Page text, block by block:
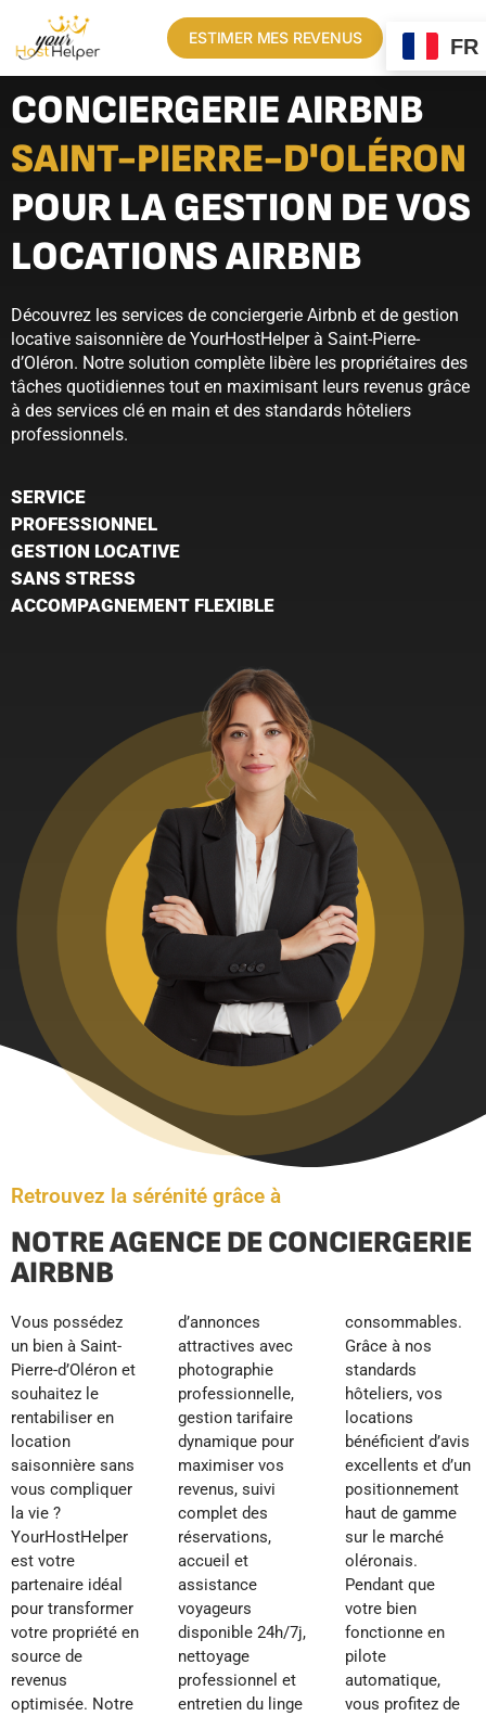
ESTIMER MES REVENUS
CONCIERGERIE AIRBNB
SAINT-PIERRE-D'OLÉRON
POUR LA GESTION DE VOS
LOCATIONS AIRBNB
Découvrez les services de conciergerie Airbnb et de gestion
locative saisonnière de YourHostHelper à Saint-Pierre-
d’Oléron. Notre solution complète libère les propriétaires des
tâches quotidiennes tout en maximisant leurs revenus grâce
à des services clé en main et des standards hôteliers
professionnels.
SERVICE
PROFESSIONNEL
GESTION LOCATIVE
SANS STRESS
ACCOMPAGNEMENT FLEXIBLE
Retrouvez la sérénité grâce à
NOTRE AGENCE DE CONCIERGERIE
AIRBNB
Vous possédez
un bien à Saint-
Pierre-d’Oléron et
souhaitez le
rentabiliser en
location
saisonnière sans
vous compliquer
la vie ?
YourHostHelper
est votre
partenaire idéal
pour transformer
votre propriété en
source de
revenus
optimisée. Notre
d’annonces
attractives avec
photographie
professionnelle,
gestion tarifaire
dynamique pour
maximiser vos
revenus, suivi
complet des
réservations,
accueil et
assistance
voyageurs
disponible 24h/7j,
nettoyage
professionnel et
entretien du linge
consommables.
Grâce à nos
standards
hôteliers, vos
locations
bénéficient d’avis
excellents et d’un
positionnement
haut de gamme
sur le marché
oléronais.
Pendant que
votre bien
fonctionne en
pilote
automatique,
vous profitez de
FR